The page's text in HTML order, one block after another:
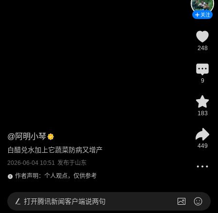
@ 阿明小琴
白醋兑水加上它蔬菜防病又增产
2026-06-04 10:51 发布于山东
作者声明：个人观点，仅供参考
关注
248
9
183
449
打开腾讯新闻客户端说两句